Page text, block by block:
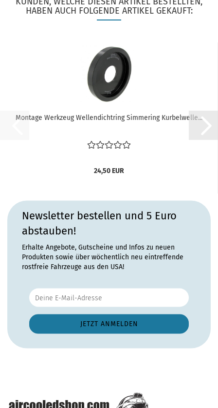
HABEN AUCH FOLGENDE ARTIKEL GEKAUFT:
Montage Werkzeug Wellendichtring Simmering Kurbelwelle...
24,50 EUR
Newsletter bestellen und 5 Euro
abstauben!
Erhalte Angebote, Gutscheine und Infos zu neuen
Produkten sowie über wöchentlich neu eintreffende
rostfreie Fahrzeuge aus den USA!